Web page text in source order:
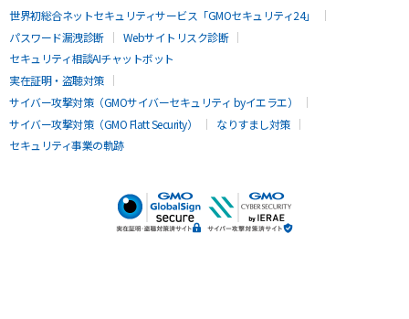
世界初総合ネットセキュリティサービス「GMOセキュリティ24」
パスワード漏洩診断
Webサイトリスク診断
セキュリティ相談AIチャットボット
実在証明・盗聴対策
サイバー攻撃対策（GMOサイバーセキュリティ byイエラエ）
サイバー攻撃対策（GMO Flatt Security）
なりすまし対策
セキュリティ事業の軌跡